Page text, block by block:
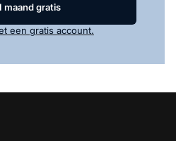
maand gratis
een gratis account.